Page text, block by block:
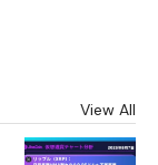
View All